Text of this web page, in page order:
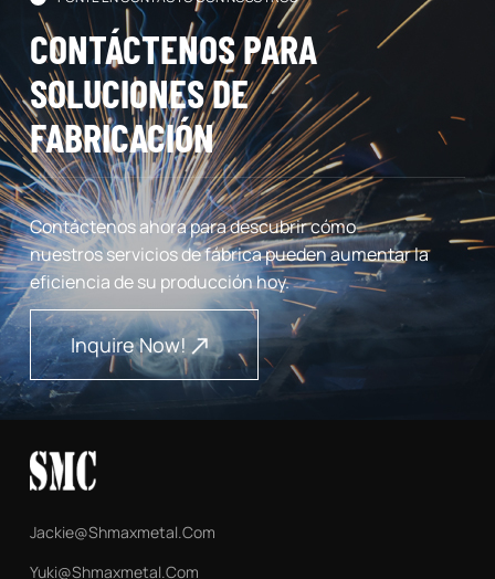
CONTÁCTENOS PARA
SOLUCIONES DE
FABRICACIÓN
Contáctenos ahora para descubrir cómo
nuestros servicios de fábrica pueden aumentar la
eficiencia de su producción hoy.
Inquire Now!
Jackie@shmaxmetal.com
Yuki@shmaxmetal.com